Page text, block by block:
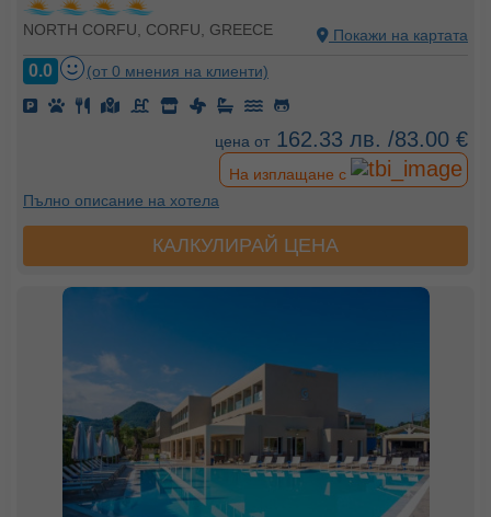
NORTH CORFU, CORFU, GREECE Покажи на картата
0.0 (от 0 мнения на клиенти)
цена от 162.33 лв. /83.00 €
На изплащане с
Пълно описание на хотела
КАЛКУЛИРАЙ ЦЕНА